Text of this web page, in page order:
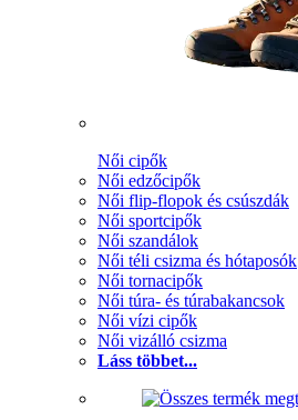
Női cipők
Női edzőcipők
Női flip-flopok és csúszdák
Női sportcipők
Női szandálok
Női téli csizma és hótaposók
Női tornacipők
Női túra- és túrabakancsok
Női vízi cipők
Női vizálló csizma
Láss többet...